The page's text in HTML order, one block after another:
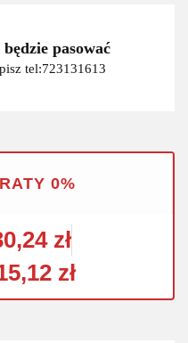
pasować
tel:723131613
RATY 0%
zł
zł